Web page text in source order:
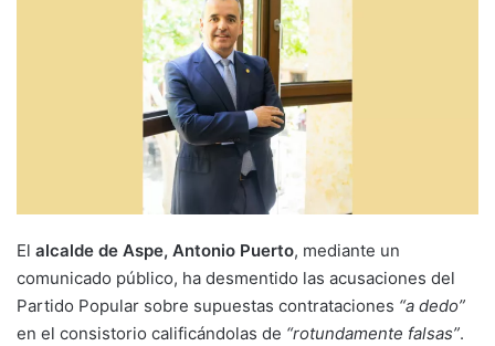
El alcalde de Aspe, Antonio Puerto, mediante un
comunicado público, ha desmentido las acusaciones del
Partido Popular sobre supuestas contrataciones “a dedo”
en el consistorio calificándolas de “rotundamente falsas”.